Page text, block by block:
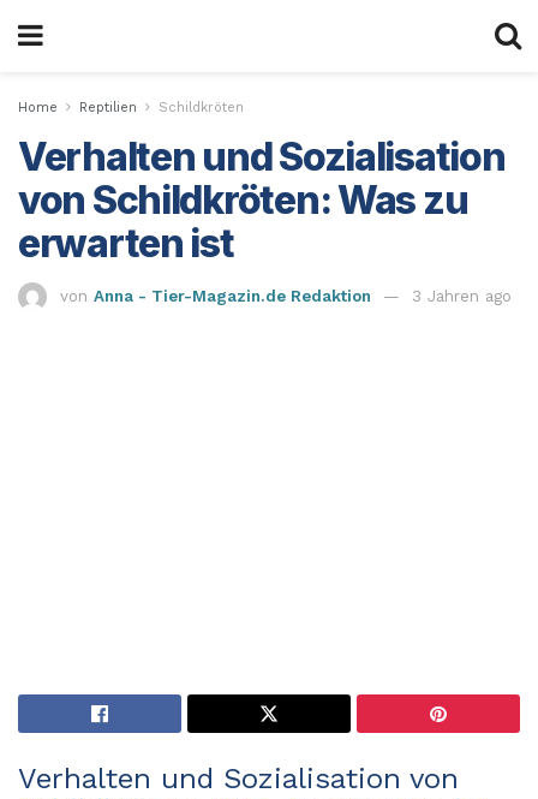
Home Reptilien Schildkröten
Verhalten und Sozialisation
von Schildkröten: Was zu
erwarten ist
von Anna - Tier-Magazin.de Redaktion 3 Jahren ago
Verhalten und Sozialisation von